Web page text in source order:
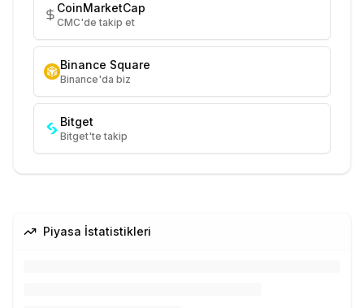
CoinMarketCap
CMC'de takip et
Binance Square
Binance'da biz
Bitget
Bitget'te takip
Piyasa İstatistikleri